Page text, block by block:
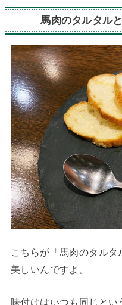
馬肉のタルタル
こちらが「馬肉のタル
美しいんですよ。
味付けはいつも同じと